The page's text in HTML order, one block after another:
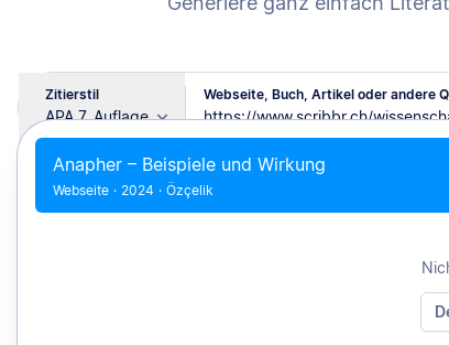
Webseite, Buch, Artikel oder andere
Zitierstil
APA 7. Auflage
Anapher – Beispiele und Wirkung
Webseite · 2024 · Özçelik